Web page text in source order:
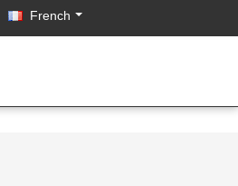
French